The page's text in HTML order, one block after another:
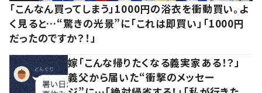
「こんなん買ってしまう」1000円の浴衣を衝動買い。よ
く見ると…“驚きの光景”に「これは即買い」「1000円
だったのですか？！」
嫁「こんな帰りたくなる義実家ある！？」
義父から届いた“衝撃のメッセー